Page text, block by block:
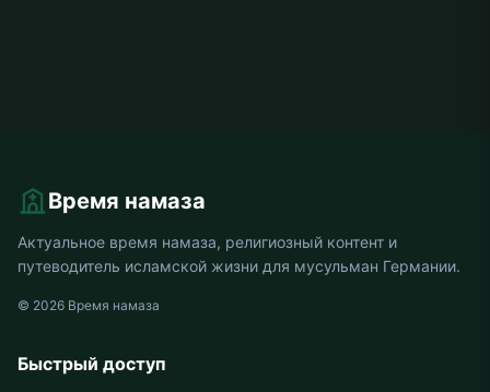
Время намаза
Актуальное время намаза, религиозный контент и
путеводитель исламской жизни для мусульман Германии.
© 2026 Время намаза
Быстрый доступ